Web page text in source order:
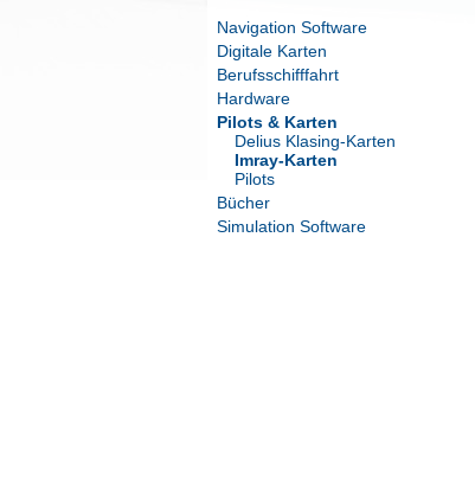
Navigation Software
Digitale Karten
Berufsschifffahrt
Hardware
Pilots & Karten
Delius Klasing-Karten
Imray-Karten
Pilots
Bücher
Simulation Software